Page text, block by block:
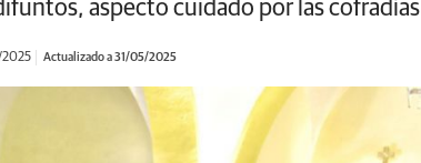
aspecto cuidado por las cofradías
2025 Actualizado a 31/05/2025